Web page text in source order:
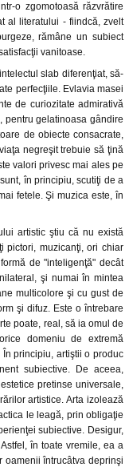
o zgomotoasă răzvrătire
al literatului - fiindcă, zvelt
rămâne un subiect
vanitoase.
slab diferenţiat, să-
perfecţiile. Evlavia masei
de curiozitate admirativă
pentru gelatinoasa gândire
de obiecte consacrate,
negreşit trebuie să ţină
valori privesc mai ales pe
în principiu, scutiţi de a
fetele. Şi muzica este, în
artistic ştiu că nu există
pictori, muzicanţi, ori chiar
de "inteligenţă" decât
şi numai în mintea
multicolore şi cu gust de
şi difuz. Este o întrebare
poate, real, să ia omul de
domeniu de extremă
principiu, artiştii o produc
subiective. De aceea,
pretinse universale,
artistice. Arta izolează
le leagă, prin obligaţie
subiective. Desigur,
în toate vremile, ea a
întrucâtva deprinşi